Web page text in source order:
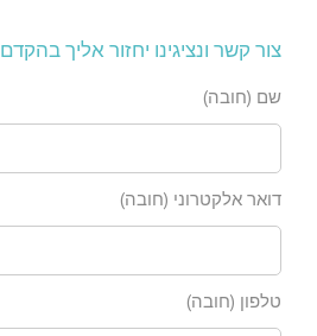
צור קשר ונציגינו יחזור אליך בהקדם
שם (חובה)
דואר אלקטרוני (חובה)
טלפון (חובה)